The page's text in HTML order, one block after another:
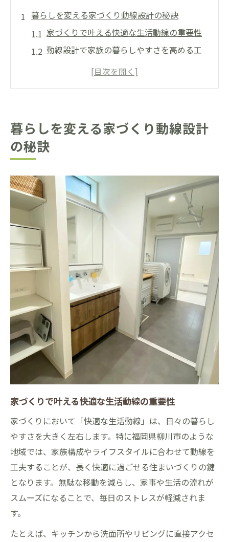
暮らしを変える家づくり動線設計の秘訣
家づくりで叶える快適な生活動線の重要性
動線設計で家族の暮らしやすさを高める工
説
家づくりにおける生活動線と収納の最適化
柳川市で叶う快適動線の住まい体験記
家づくり経験者の快適動線エピソード集
柳川市で実現した生活動線の家づくり事例
家づくりで感じる動線の良さと改善ポイン
快適な暮らしをかなえる動線設計の体感談
動線にこだわった家づくりの実体験に学ぶ
予算重視の家づくりに役立つ生活動線とは
家づくり予算を活かす動線設計の工夫とは
家づくりでコスパ重視の生活動線の考え方
無駄を省く家づくり動線設計のポイント紹
介
予算内で快適な生活動線を実現するアイデ
ア
家づくり初心者が知るべき動線とコスト管
理
安心価格で始める快適な家づくり実践術
家づくりの適正価格で快適動線を実現する
方法
価格と快適性を両立させる家づくり動線設
家づくりで安心の価格設定を選ぶポイント
暮らしを変える家づくり動線設計
の秘訣
家づくりで叶える快適な生活動線の重要性
家づくりにおいて「快適な生活動線」は、日々の暮らし
やすさを大きく左右します。特に福岡県柳川市のような
地域では、家族構成やライフスタイルに合わせて動線を
工夫することが、長く快適に過ごせる住まいづくりの鍵
となります。無駄な移動を減らし、家事や生活の流れが
スムーズになることで、毎日のストレスが軽減されま
す。
たとえば、キッチンから洗面所やリビングに直接アクセ